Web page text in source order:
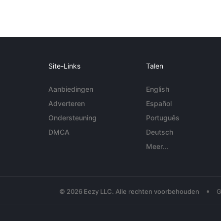
Site-Links
Aanbiedingen
Adverteren
Ondersteuning
DMCA
Talen
English
Español
Português
Deutsch
Meer...
© 2026 Eezy LLC. Alle rechten voorbehouden •